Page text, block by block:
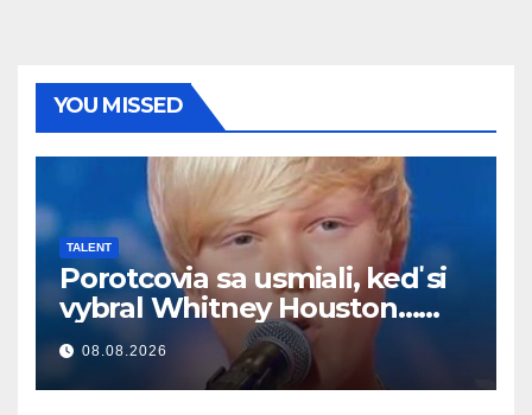
YOU MISSED
TALENT
Porotcovia sa usmiali, keď si
vybral Whitney Houston…
Potom začal spievať
08.08.2026